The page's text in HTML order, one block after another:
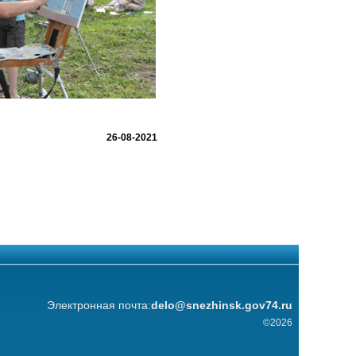
26-08-2021
Электронная почта:delo@snezhinsk.gov74.ru
©2026